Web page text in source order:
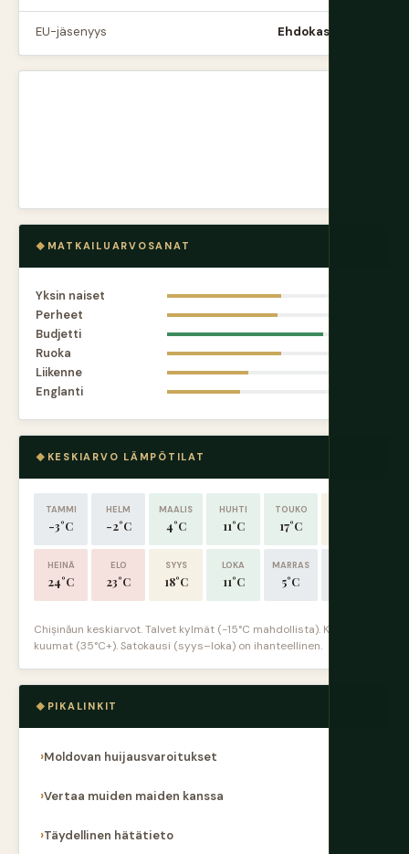
EU-jäsenyys Ehdokas (2022)
MATKAILUARVOSANAT
Yksin naiset
Perheet
Budjetti
Ruoka
Liikenne
Englanti
KESKIARVO LÄMPÖTILAT
TAMMI
-3°C
HELM
-2°C
MAALIS
4°C
HUHTI
11°C
TOUKO
17°C
HEINÄ
24°C
ELO
23°C
SYYS
18°C
LOKA
11°C
MARRAS
5°C
Chișinăun keskiarvot. Talvet kylmät (-15°C mahdollista). Kesät
kuumat (35°C+). Satokausi (syys–loka) on ihanteellinen.
PIKALINKIT
Moldovan huijausvaroitukset
Vertaa muiden maiden kanssa
Täydellinen hätätieto